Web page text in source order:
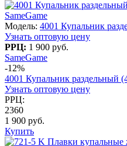
SameGame
Модель: 4001 Купальник
Узнать оптовую цену
РРЦ: 1 900 руб.
SameGame
-12%
4001 Купальник раздельный
Узнать оптовую цену
РРЦ:
2360
1 900 руб.
Купить